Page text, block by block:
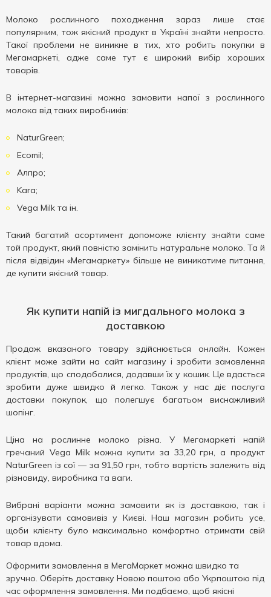
Молоко рослинного походження зараз лише стає
популярним, тож якісний продукт в Україні знайти непросто.
Такої проблеми не виникне в тих, хто робить покупки в
Мегамаркеті, адже саме тут є широкий вибір хороших
товарів.
В інтернет-магазині можна замовити напої з рослинного
молока від таких виробників:
NaturGreen;
Ecomil;
Алпро;
Kara;
Vega Milk та ін.
Такий багатий асортимент допоможе клієнту знайти саме
той продукт, який повністю замінить натуральне молоко. Та й
після відвідин «Мегамаркету» більше не виникатиме питання,
де купити якісний товар.
Як купити напій із мигдального молока з
доставкою
Продаж вказаного товару здійснюється онлайн. Кожен
клієнт може зайти на сайт магазину і зробити замовлення
продуктів, що сподобалися, додавши їх у кошик. Це вдасться
зробити дуже швидко й легко. Також у нас діє послуга
доставки покупок, що полегшує багатьом виснажливий
шопінг.
Ціна на рослинне молоко різна. У Мегамаркеті напій
гречаний Vega Milk можна купити за 33,20 грн, а продукт
NaturGreen із сої — за 91,50 грн, тобто вартість залежить від
різновиду, виробника та ваги.
Вибрані варіанти можна замовити як із доставкою, так і
організувати самовивіз у Києві. Наш магазин робить усе,
щоби клієнту було максимально комфортно отримати свій
товар вдома.
Оформити замовлення в МегаМаркет можна швидко та
зручно. Оберіть доставку Новою поштою або Укрпоштою під
час оформлення замовлення. Ми подбаємо, щоб якісні